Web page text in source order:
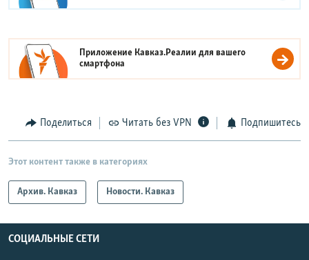
Приложение Кавказ.Реалии для вашего
смартфона
Поделиться Читать без VPN Подпишитесь
Этот контент также в категориях
Архив. Кавказ Новости. Кавказ
СОЦИАЛЬНЫЕ СЕТИ